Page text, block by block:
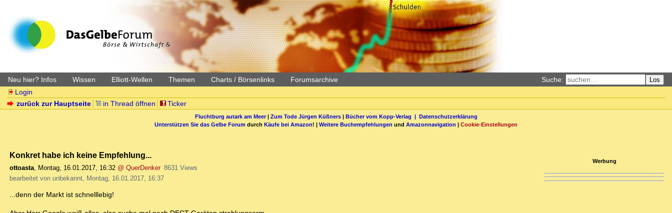
Neu hier? Infos Wissen Elliott-Wellen Themen Charts / Börsenlinks Forumsarchive Suche: Los
Login
zurück zur Hauptseite
in Thread öffnen Ticker
Fluchtburg autark am Meer| Zum Tode Jürgen Küßners| Bücher vom Kopp-Verlag | Datenschutzerklärung
Unterstützen Sie das Gelbe Forum durch Käufe bei Amazon! | Weitere Buchempfehlungen und Amazonnavigation | Cookie-Einstellungen
Konkret habe ich keine Empfehlung...
ottoasta, Montag, 16.01.2017, 16:32 @ QuerDenker 8631 Views
bearbeitet von unbekannt, Montag, 16.01.2017, 16:37
...denn der Markt ist schnelllebig!
Werbung